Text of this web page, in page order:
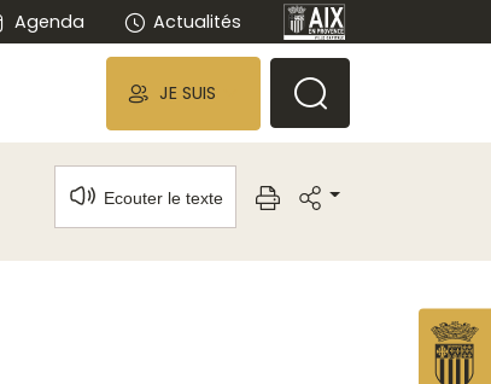
Agenda Actualités
JE SUIS
Ecouter le texte